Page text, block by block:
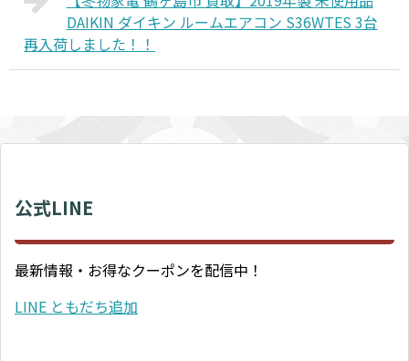
DAIKIN ダイキン ルームエアコン S36WTES 3台
再入荷しました！！
公式LINE
最新情報・お得なクーポンを配信中！
LINE ともだち追加